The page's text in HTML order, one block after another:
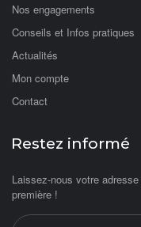
Nos engagements
Conseils et Infos pratiques
Actualités
Mon compte
Contact
Restez informé
Laissez-nous votre
première !
Adresse email